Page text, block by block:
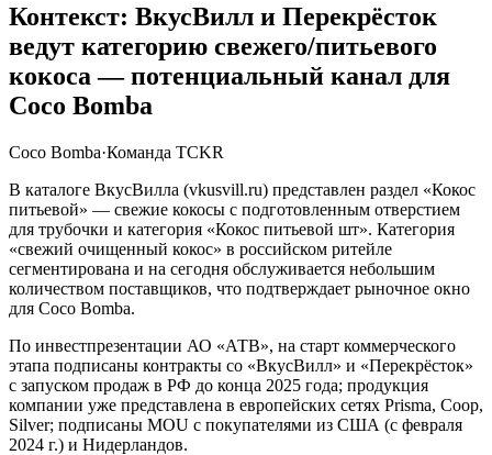
Контекст: ВкусВилл и Перекрёсток
ведут категорию свежего/питьевого
кокоса — потенциальный канал для
Coco Bomba
Coco Bomba·Команда TCKR
В каталоге ВкусВилла (vkusvill.ru) представлен раздел «Кокос
питьевой» — свежие кокосы с подготовленным отверстием
для трубочки и категория «Кокос питьевой шт». Категория
«свежий очищенный кокос» в российском ритейле
сегментирована и на сегодня обслуживается небольшим
количеством поставщиков, что подтверждает рыночное окно
для Coco Bomba.
По инвестпрезентации АО «АТВ», на старт коммерческого
этапа подписаны контракты со «ВкусВилл» и «Перекрёсток»
с запуском продаж в РФ до конца 2025 года; продукция
компании уже представлена в европейских сетях Prisma, Coop,
Silver; подписаны MOU с покупателями из США (с февраля
2024 г.) и Нидерландов.